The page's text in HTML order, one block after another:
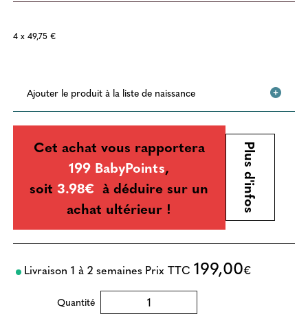
4 x 49,75 €
Ajouter le produit à la liste de naissance
Cet achat vous rapportera
199 BabyPoints,
soit3.98€ à déduire sur un
achat ultérieur !
Plus d'infos
Livraison 1 à 2 semaines Prix TTC 199,00€
Quantité